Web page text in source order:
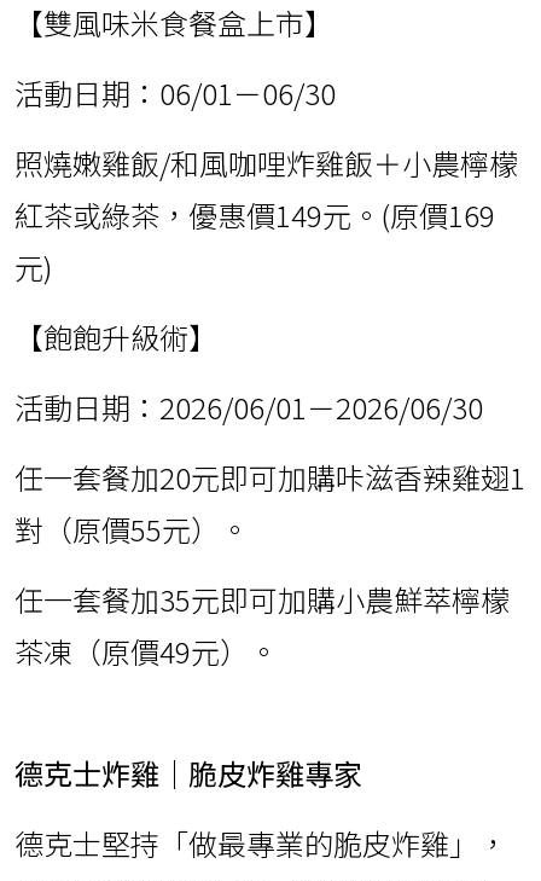
【雙風味米食餐盒上市】
活動日期：06/01－06/30
照燒嫩雞飯/和風咖哩炸雞飯＋小農檸檬
紅茶或綠茶，優惠價149元。(原價169
元)
【飽飽升級術】
活動日期：2026/06/01－2026/06/30
任一套餐加20元即可加購咔滋香辣雞翅1
對（原價55元）。
任一套餐加35元即可加購小農鮮萃檸檬
茶凍（原價49元）。
德克士炸雞｜脆皮炸雞專家
德克士堅持「做最專業的脆皮炸雞」，